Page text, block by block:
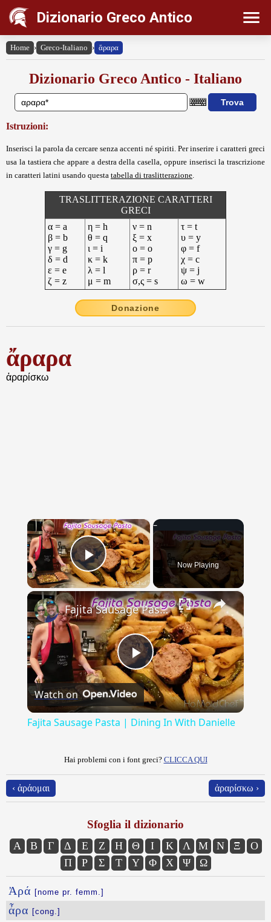
Dizionario Greco Antico
Home › Greco-Italiano › ἄραρα
Dizionario Greco Antico - Italiano
Istruzioni:
Inserisci la parola da cercare senza accenti né spiriti. Per inserire i caratteri greci
usa la tastiera che appare a destra della casella, oppure inserisci la trascrizione
in caratteri latini usando questa tabella di traslitterazione
TRASLITTERAZIONE CARATTERI
GRECI
α = a
β = b
γ = g
δ = d
ε = e
ζ = z
η = h
θ = q
ι = i
κ = k
λ = l
μ = m
ν = n
ξ = x
ο = o
π = p
ρ = r
σ,ς = s
τ = t
υ = y
φ = f
χ = c
ψ = j
ω = w
Donazione
ἄραρα
ἀραρίσκω
×
Play Video Now Playing
×
Play
Video
Fajita Sausage Pasta | Dining In With Danielle
Watch on
Fajita Sausage Pasta | Dining In With Danielle
Hai problemi con i font greci? CLICCA QUI
‹ ἀράομαι ἀραρίσκω ›
Sfoglia il dizionario
Α Β Γ Δ Ε Ζ Η Θ Ι Κ Λ Μ Ν Ξ
Ο
Π
Ρ Σ Τ Υ Φ Χ Ψ Ω
Ἀρά [nome pr. femm.]
ἆρα [cong.]